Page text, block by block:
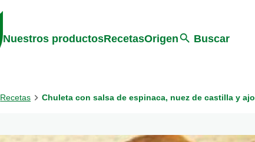
Nuestros productosRecetasOrigen Buscar
Recetas Chuleta con salsa de espinaca, nuez de castilla y ajo